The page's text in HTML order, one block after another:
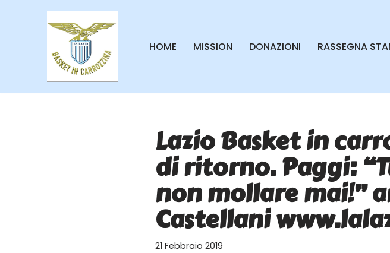
contenuto
HOME MISSION DONAZIONI RASSEGNA
Lazio Basket in
di ritorno. Paggi:
non mollare mai!”
Castellani
21 Febbraio 2019